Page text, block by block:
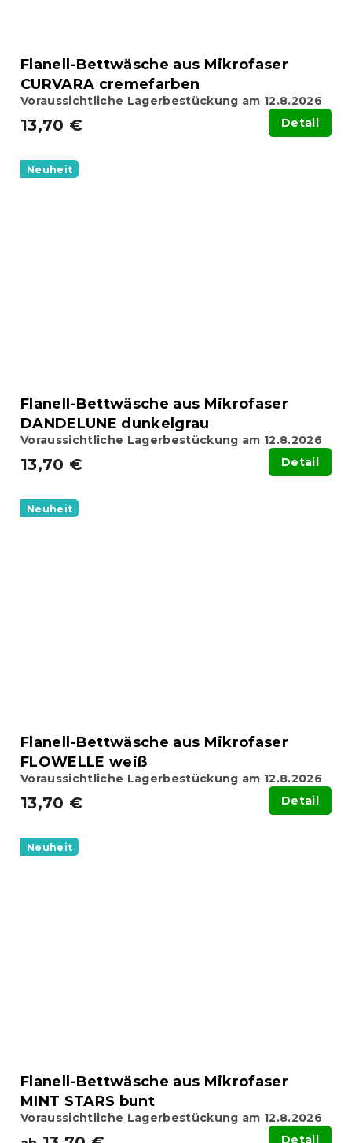
Flanell-Bettwäsche aus Mikrofaser
CURVARA cremefarben
Voraussichtliche Lagerbestückung am 12.8.2026
13,70 € Detail
Neuheit
Flanell-Bettwäsche aus Mikrofaser
DANDELUNE dunkelgrau
Voraussichtliche Lagerbestückung am 12.8.2026
13,70 € Detail
Neuheit
Flanell-Bettwäsche aus Mikrofaser
FLOWELLE weiß
Voraussichtliche Lagerbestückung am 12.8.2026
13,70 € Detail
Neuheit
Flanell-Bettwäsche aus Mikrofaser
MINT STARS bunt
Voraussichtliche Lagerbestückung am 12.8.2026
Detail